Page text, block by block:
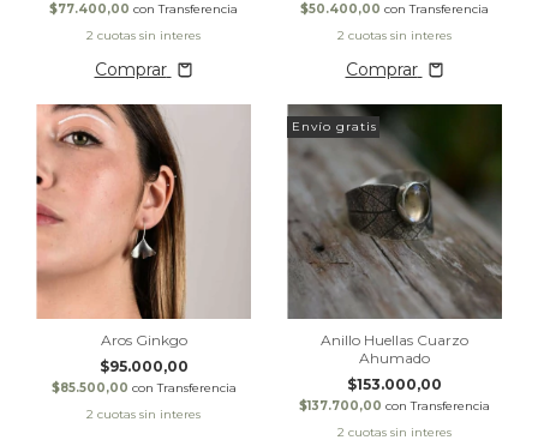
$77.400,00 con Transferencia
Comprar
$50.400,00 con Transferencia
Comprar
Aros Ginkgo
$95.000,00
$85.500,00 con Transferencia
Envío gratis
Anillo Huellas Cuarzo
Ahumado
$153.000,00
$137.700,00 con Transferencia